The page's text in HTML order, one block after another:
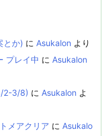
とか) に Asukalon より
プレイ中 に Asukalon
2-3/8) に Asukalon よ
メアクリア に Asukalo